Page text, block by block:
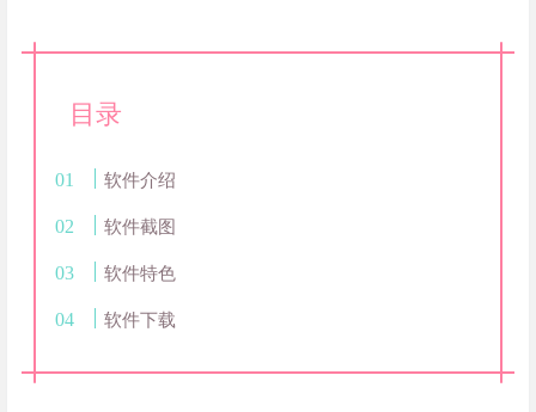
目录
软件介绍
软件截图
软件特色
软件下载